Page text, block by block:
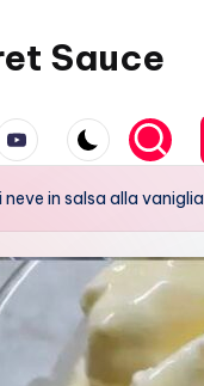
Sauce
in salsa alla vaniglia